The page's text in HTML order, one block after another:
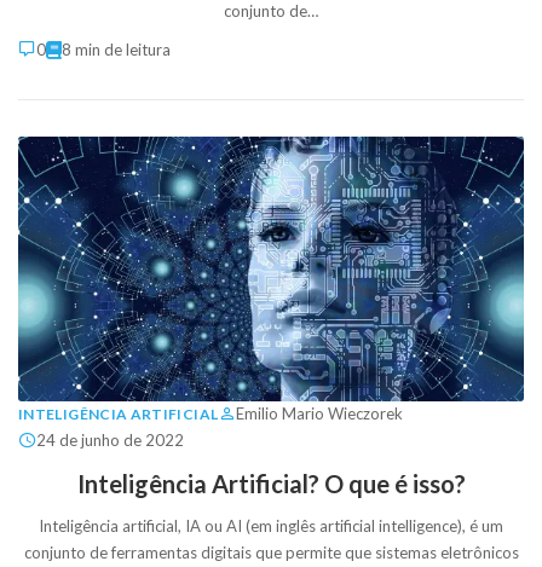
conjunto de…
0
8 min de leitura
INTELIGÊNCIA ARTIFICIAL
Emilio Mario Wieczorek
24 de junho de 2022
Inteligência Artificial? O que é isso?
Inteligência artificial, IA ou AI (em inglês artificial intelligence), é um
conjunto de ferramentas digitais que permite que sistemas eletrônicos